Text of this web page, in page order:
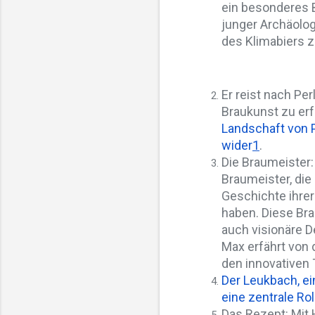
ein besonderes
junger
des Klimabiers
Er reist nach
Braukunst zu
Landschaft von
wider1.
Die
Braumeister,
Geschichte
haben. Diese
auch visionäre
Max erfährt von
den innovativen
Der Leukbach,
eine zentrale